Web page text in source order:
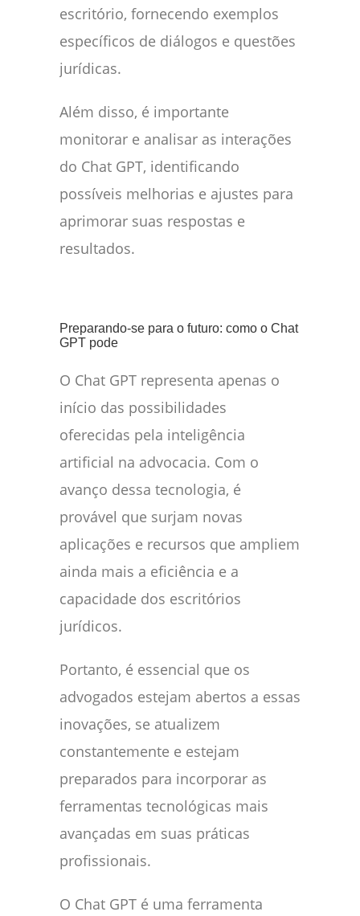
escritório, fornecendo exemplos
específicos de diálogos e questões
jurídicas.
Além disso, é importante
monitorar e analisar as interações
do Chat GPT, identificando
possíveis melhorias e ajustes para
aprimorar suas respostas e
resultados.
Preparando-se para o futuro: como o Chat
GPT pode
O Chat GPT representa apenas o
início das possibilidades
oferecidas pela inteligência
artificial na advocacia. Com o
avanço dessa tecnologia, é
provável que surjam novas
aplicações e recursos que ampliem
ainda mais a eficiência e a
capacidade dos escritórios
jurídicos.
Portanto, é essencial que os
advogados estejam abertos a essas
inovações, se atualizem
constantemente e estejam
preparados para incorporar as
ferramentas tecnológicas mais
avançadas em suas práticas
profissionais.
O Chat GPT é uma ferramenta